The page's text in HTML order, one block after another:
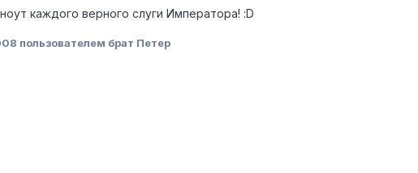
каждого верного слуги Императора! :D
пользователем брат Петер